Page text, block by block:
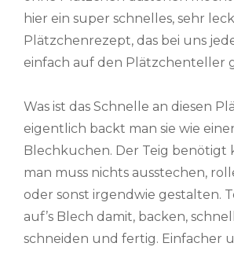
hier ein super schnelles, sehr
Plätzchenrezept, das bei uns
einfach auf den Plätzchenteller
Was ist das Schnelle an diesen
eigentlich backt man sie wie
Blechkuchen. Der Teig benötigt
man muss nichts ausstechen,
oder sonst irgendwie gestalten.
auf’s Blech damit, backen,
schneiden und fertig. Einfacher